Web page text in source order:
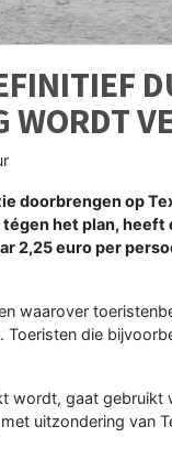
doorbrengen op
het plan,
2,25 euro per
waarover
die
wordt, gaat gebruikt
uitzondering van